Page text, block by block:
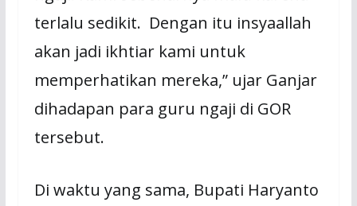
terlalu sedikit. Dengan itu insyaallah
akan jadi ikhtiar kami untuk
memperhatikan mereka,” ujar Ganjar
dihadapan para guru ngaji di GOR
tersebut.
Di waktu yang sama, Bupati Haryanto